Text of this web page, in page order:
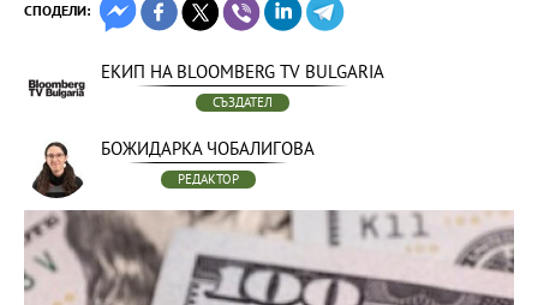
СПОДЕЛИ:
ЕКИП НА BLOOMBERG TV BULGARIA
СЪЗДАТЕЛ
БОЖИДАРКА ЧОБАЛИГОВА
РЕДАКТОР